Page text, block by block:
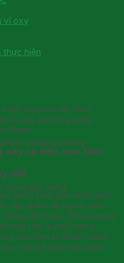
vỉ oxy
thực hiện
trong giỏ hàng.
trong giỏ hàng.
dõi và quan sát tôm
ra các phương pháp
Phạm
xảy ra trên con tôm
đổi
bệnh trên tôm một cách
đặc điểm về ngoại hình.
đổi màu, tôm bị cong
rộp là một trong
của tôm bị nhiễm bệnh.
một số dấu hiệu điển